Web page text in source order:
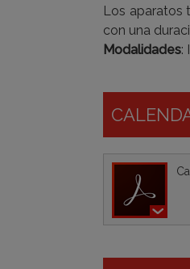
Los aparatos
con una
Modalidades: